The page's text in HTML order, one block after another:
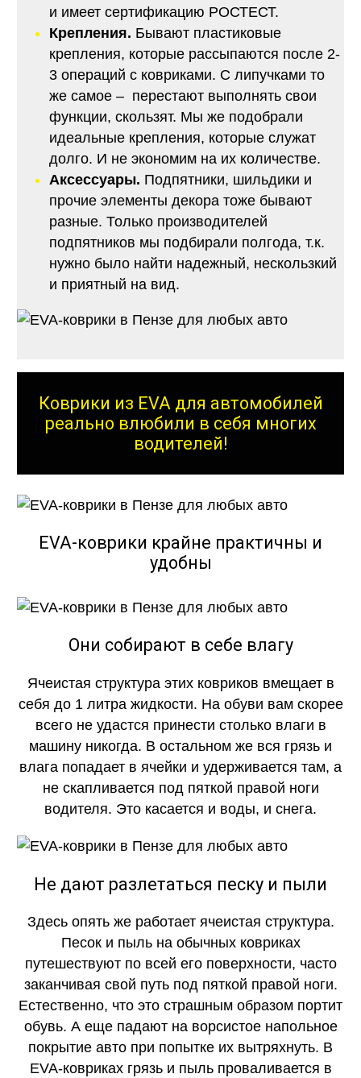
и имеет сертификацию РОСТЕСТ.
Крепления. Бывают пластиковые
крепления, которые рассыпаются после 2-
3 операций с ковриками. С липучками то
же самое – перестают выполнять свои
функции, скользят. Мы же подобрали
идеальные крепления, которые служат
долго. И не экономим на их количестве.
Аксессуары. Подпятники, шильдики и
прочие элементы декора тоже бывают
разные. Только производителей
подпятников мы подбирали полгода, т.к.
нужно было найти надежный, нескользкий
и приятный на вид.
Коврики из EVA для автомобилей
реально влюбили в себя многих
водителей!
EVA-коврики крайне практичны и
удобны
Они собирают в себе влагу
Ячеистая структура этих ковриков вмещает в
себя до 1 литра жидкости. На обуви вам скорее
всего не удастся принести столько влаги в
машину никогда. В остальном же вся грязь и
влага попадает в ячейки и удерживается там, а
не скапливается под пяткой правой ноги
водителя. Это касается и воды, и снега.
Не дают разлетаться песку и пыли
Здесь опять же работает ячеистая структура.
Песок и пыль на обычных ковриках
путешествуют по всей его поверхности, часто
заканчивая свой путь под пяткой правой ноги.
Естественно, что это страшным образом портит
обувь. А еще падают на ворсистое напольное
покрытие авто при попытке их вытряхнуть. В
EVA-ковриках грязь и пыль проваливается в